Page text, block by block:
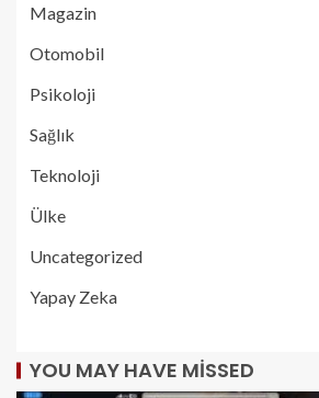
Magazin
Otomobil
Psikoloji
Sağlık
Teknoloji
Ülke
Uncategorized
Yapay Zeka
YOU MAY HAVE MISSED